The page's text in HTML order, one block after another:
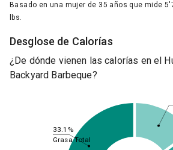
Basado en una mujer de 35 años que mide
lbs.
Desglose de Calorías
¿De dónde vienen las calorías en el
Backyard Barbeque?
33.1%
Grasa Total